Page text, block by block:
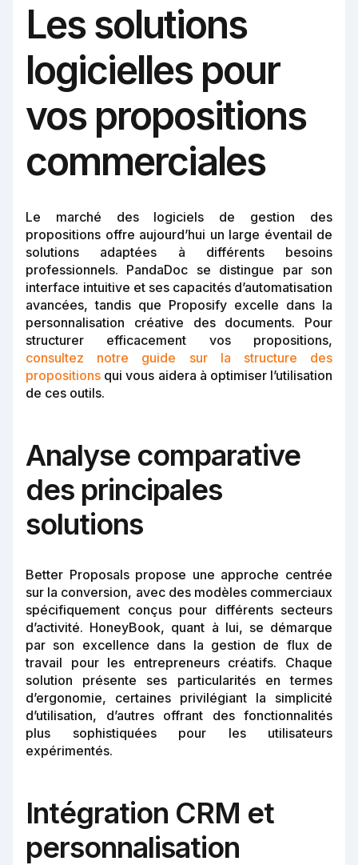
Les solutions
logicielles pour
vos propositions
commerciales
Le marché des logiciels de gestion des
propositions offre aujourd’hui un large éventail de
solutions adaptées à différents besoins
professionnels. PandaDoc se distingue par son
interface intuitive et ses capacités d’automatisation
avancées, tandis que Proposify excelle dans la
personnalisation créative des documents. Pour
structurer efficacement vos propositions,
consultez notre guide sur la structure des
propositions qui vous aidera à optimiser l’utilisation
de ces outils.
Analyse comparative
des principales
solutions
Better Proposals propose une approche centrée
sur la conversion, avec des modèles commerciaux
spécifiquement conçus pour différents secteurs
d’activité. HoneyBook, quant à lui, se démarque
par son excellence dans la gestion de flux de
travail pour les entrepreneurs créatifs. Chaque
solution présente ses particularités en termes
d’ergonomie, certaines privilégiant la simplicité
d’utilisation, d’autres offrant des fonctionnalités
plus sophistiquées pour les utilisateurs
expérimentés.
Intégration CRM et
personnalisation